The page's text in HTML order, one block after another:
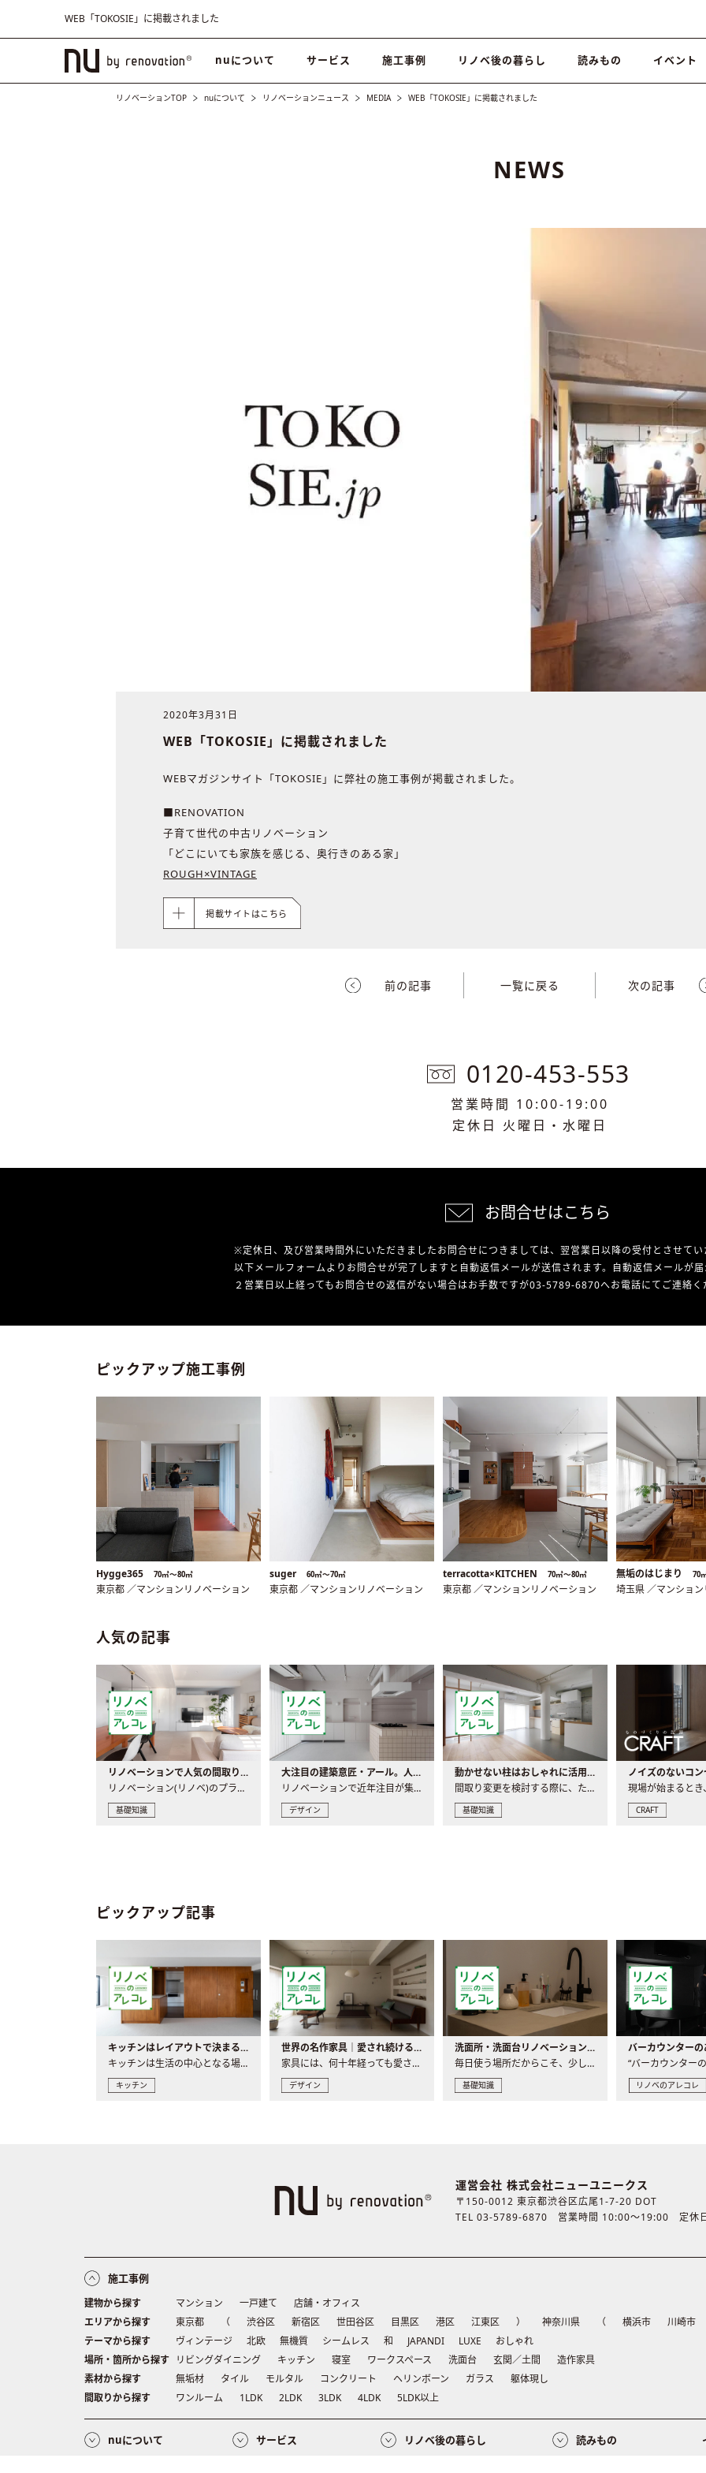
WEB「TOKOSIE」に掲載されました
nuについて サービス 施工事例 リノベ後の暮らし 読みもの イベント
リノベーションTOP nuについて リノベーションニュース MEDIA WEB「TOKOSIE」に掲載されました
NEWS
2020年3月31日
WEB「TOKOSIE」に掲載されました
WEBマガジンサイト「TOKOSIE」に弊社の施工事例が掲載されました。
■RENOVATION
子育て世代の中古リノベーション
「どこにいても家族を感じる、奥行きのある家」
ROUGH×VINTAGE
掲載サイトはこちら
前の記事 一覧に戻る 次の記事
0120-453-553
営業時間 10:00-19:00
定休日 火曜日・水曜日
お問合せはこちら
※定休日、及び営業時間外にいただきましたお問合せにつきましては、翌営業日以降の受付とさせてい
以下メールフォームよりお問合せが完了しますと自動返信メールが送信されます。自動返信メールが届
２営業日以上経ってもお問合せの返信がない場合はお手数ですが03-5789-6870へお電話にてご連絡く
ピックアップ施工事例
Hygge365 70㎡〜80㎡
東京都 ／マンションリノベーション
suger 60㎡〜70㎡
東京都 ／マンションリノベーション
terracotta×KITCHEN 70㎡〜80㎡
東京都 ／マンションリノベーション
無垢のはじまり 70
埼玉県 ／マンショ
人気の記事
リノベーションで人気の間取りとは？トレンドの間取りと実例を徹底解説
リノベーション(リノベ)のプランニングで一番最初に決めるのは..
基礎知識
大注目の建築意匠・アール。人気の理由と空間に取り入れるポイント
リノベーションで近年注目が集まる建築意匠の一つであるアール..
デザイン
動かせない柱はおしゃれに活用！柱を魅せるリノベーション(リノベ)4選
間取り変更を検討する際に、たびたび皆さんの頭を悩ませる動か..
基礎知識
ノイズのないコン
CRAFT
ピックアップ記事
キッチンはレイアウトで決まる。後悔しないための考え方と選び方
キッチンは生活の中心となる場所だからこそ、家の中のどこに置..
キッチン
世界の名作家具｜愛され続ける理由と一生モノとの出会い方
家具には、何十年経っても愛され続ける「名作」と呼ばれるもの..
デザイン
洗面所・洗面台リノベーションの事例と間取りアイデア
毎日使う場所だからこそ、少しの間取りの工夫や素材の選び方で..
基礎知識 リノベのアレコレ
運営会社 株式会社ニューユニークス
〒150-0012 東京都渋谷区広尾1-7-20 DOT
TEL 03-5789-6870 営業時間 10:00〜19:00 定休
施工事例
建物から探す マンション 一戸建て
店舗・オフィス
エリアから探す
東京都 （ 渋谷区 新宿区 世田谷区 目黒区 港区 江東区 ） 神奈川県 （ 横浜市 川崎市
テーマから探す
ヴィンテージ 北欧 無機質 シームレス 和 JAPANDI LUXE
おしゃれ
場所・箇所から探す リビングダイニング キッチン 寝室 ワークスペース 洗面台 玄関／土間
造作家具
素材から探す
無垢材 タイル モルタル コンクリート ヘリンボーン ガラス
躯体現し
間取りから探す
ワンルーム 1LDK 2LDK 3LDK 4LDK 5LDK以上
nuについて サービス リノベ後の暮らし 読みもの